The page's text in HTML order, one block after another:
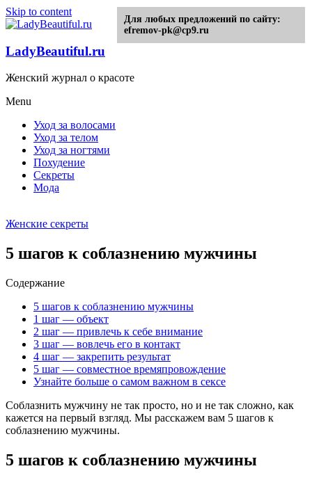
Skip to content
LadyBeautiful.ru
Женский журнал о красоте
Menu
Уход за волосами
Уход за телом
Уход за ногтями
Похудение
Секреты
Мода
Женские секреты
5 шагов к соблазнению мужчины
Содержание
5 шагов к соблазнению мужчины
1 шаг — объект
2 шаг — привлечь к себе внимание
3 шаг — вовлечь его в контакт
4 шаг — закрепить результат
5 шаг — совместное времяпровождение
Узнайте больше о самом важном в сексе
Соблазнить мужчину не так просто, но и не так сложно, как
кажется на первый взгляд. Мы расскажем вам 5 шагов к
соблазнению мужчины.
5 шагов к соблазнению мужчины
Для любых предложений по сайту:
efremov-pk@cp9.ru